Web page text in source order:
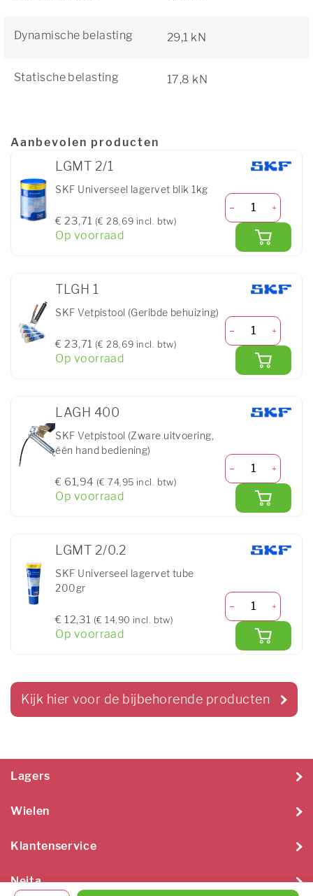
Dynamische belasting 29,1 kN
Statische belasting 17,8 kN
Aanbevolen producten
LGMT 2/1
SKF Universeel lagervet blik 1kg
€ 23,71 (€ 28,69 incl. btw)
Op voorraad
TLGH 1
SKF Vetpistool (Geribde behuizing)
€ 23,71 (€ 28,69 incl. btw)
Op voorraad
LAGH 400
SKF Vetpistool (Zware uitvoering,
één hand bediening)
€ 61,94 (€ 74,95 incl. btw)
Op voorraad
LGMT 2/0.2
SKF Universeel lagervet tube
200gr
€ 12,31 (€ 14,90 incl. btw)
Op voorraad
Kijk hier voor de bijbehorende producten
Lagers
Wielen
Klantenservice
Neita